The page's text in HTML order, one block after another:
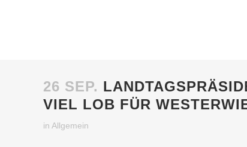
26 SEP.
VIEL LOB FÜR
in Allgemein